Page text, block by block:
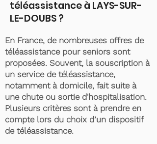
téléassistance à LAYS-SUR-
LE-DOUBS ?
En France, de nombreuses offres de
téléassistance pour seniors sont
proposées. Souvent, la souscription à
un service de téléassistance,
notamment à domicile, fait suite à
une chute ou sortie d'hospitalisation.
Plusieurs critères sont à prendre en
compte lors du choix d’un dispositif
de téléassistance.